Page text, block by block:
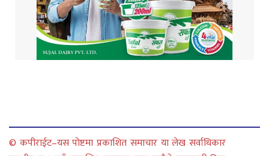
© कपीराईट–यस पोष्टमा प्रकाशित समाचार या लेख सर्वाधिकार